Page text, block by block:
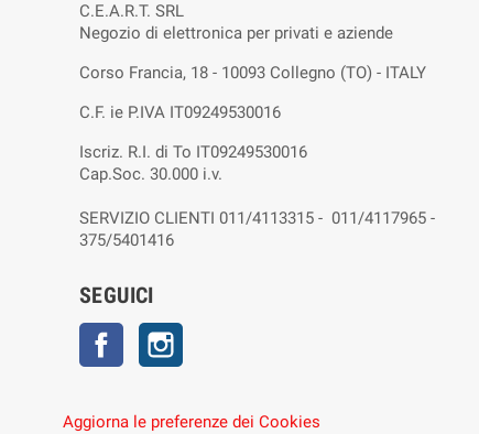
C.E.A.R.T. SRL
Negozio di elettronica per privati e aziende
Corso Francia, 18 - 10093 Collegno (TO) - ITALY
C.F. ie P.IVA IT09249530016
Iscriz. R.I. di To IT09249530016
Cap.Soc. 30.000 i.v.
SERVIZIO CLIENTI 011/4113315 - 011/4117965 -
375/5401416
SEGUICI
Facebook
Aggiorna le preferenze dei Cookies